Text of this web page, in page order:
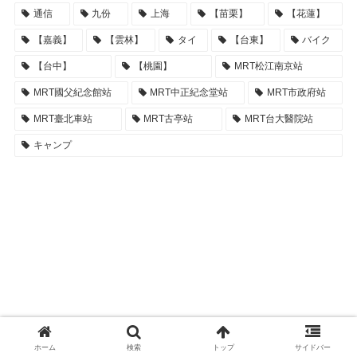
通信 九份 上海 【苗栗】 【花蓮】
【嘉義】 【雲林】 タイ 【台東】 バイク
【台中】 【桃園】 MRT松江南京站
MRT國父紀念館站 MRT中正紀念堂站 MRT市政府站
MRT臺北車站 MRT古亭站 MRT台大醫院站
キャンプ
ホーム 検索 トップ サイドバー